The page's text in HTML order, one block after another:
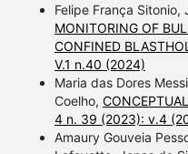
Felipe França Sitonio,
MONITORING OF
CONFINED
V.1 n.40 (2024)
Maria das Dores
Coelho,
4 n. 39 (2023): v.4
Amaury Gouveia